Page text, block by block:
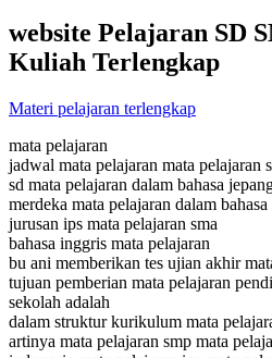
website Pelajaran SD
Kuliah Terlengkap
Materi pelajaran terlengkap
mata pelajaran
jadwal mata pelajaran mata pelajaran
sd mata pelajaran dalam bahasa
merdeka mata pelajaran dalam
jurusan ips mata pelajaran sma
bahasa inggris mata pelajaran
bu ani memberikan tes ujian akhir
tujuan pemberian mata pelajaran
sekolah adalah
dalam struktur kurikulum mata
artinya mata pelajaran smp mata